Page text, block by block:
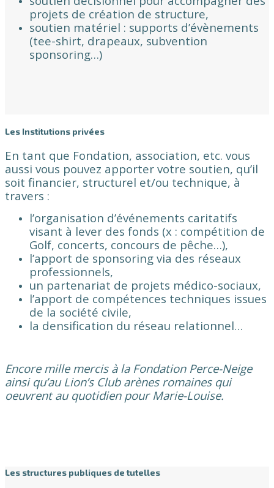
projets de création de structure,
soutien matériel : supports d’évènements
(tee-shirt, drapeaux, subvention
sponsoring…)
Les Institutions privées
En tant que Fondation, association, etc. vous
aussi vous pouvez apporter votre soutien, qu’il
soit financier, structurel et/ou technique, à
travers :
l’organisation d’événements caritatifs
visant à lever des fonds (x : compétition de
Golf, concerts, concours de pêche…),
l’apport de sponsoring via des réseaux
professionnels,
un partenariat de projets médico-sociaux,
l’apport de compétences techniques issues
de la société civile,
la densification du réseau relationnel…
Encore mille mercis à la Fondation Perce-Neige
ainsi qu’au Lion’s Club arènes romaines qui
oeuvrent au quotidien pour Marie-Louise.
Les structures publiques de tutelles